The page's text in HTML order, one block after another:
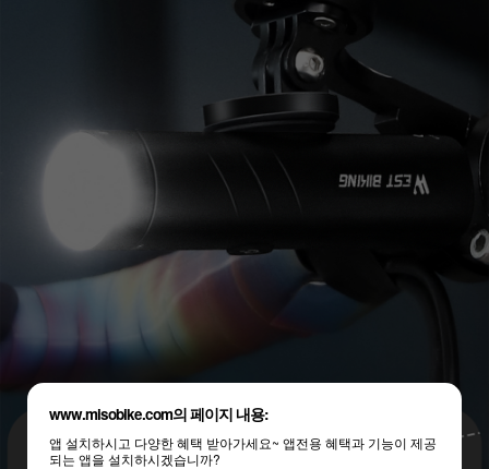
www.misobike.com의 페이지 내용:
앱 설치하시고 다양한 혜택 받아가세요~ 앱전용 혜택과 기능이 제공
되는 앱을 설치하시겠습니까?